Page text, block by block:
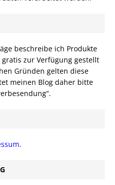
beschreibe ich Produkte
zur Verfügung gestellt
Gründen gelten diese
meinen Blog daher bitte
.